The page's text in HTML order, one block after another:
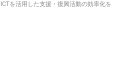
を活用した支援・復興活動の効率化を